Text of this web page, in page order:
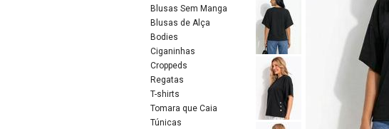
Blusas Sem Manga
Blusas de Alça
Bodies
Ciganinhas
Croppeds
Regatas
T-shirts
Tomara que Caia
Túnicas